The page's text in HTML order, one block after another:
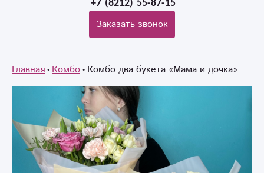
Заказать звонок
Главная Комбо Комбо два букета «Мама и дочка»